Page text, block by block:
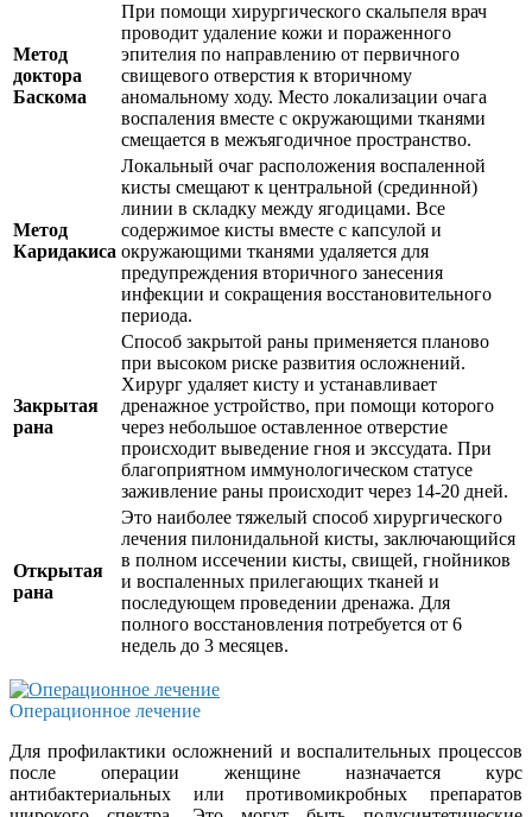
Метод
доктора
Баскома
При помощи хирургического скальпеля врач
проводит удаление кожи и пораженного
эпителия по направлению от первичного
свищевого отверстия к вторичному
аномальному ходу. Место локализации очага
воспаления вместе с окружающими тканями
смещается в межъягодичное пространство.
Метод
Каридакиса
Локальный очаг расположения воспаленной
кисты смещают к центральной (срединной)
линии в складку между ягодицами. Все
содержимое кисты вместе с капсулой и
окружающими тканями удаляется для
предупреждения вторичного занесения
инфекции и сокращения восстановительного
периода.
Закрытая
рана
Способ закрытой раны применяется планово
при высоком риске развития осложнений.
Хирург удаляет кисту и устанавливает
дренажное устройство, при помощи которого
через небольшое оставленное отверстие
происходит выведение гноя и экссудата. При
благоприятном иммунологическом статусе
заживление раны происходит через 14-20 дней.
Открытая
рана
Это наиболее тяжелый способ хирургического
лечения пилонидальной кисты, заключающийся
в полном иссечении кисты, свищей, гнойников
и воспаленных прилегающих тканей и
последующем проведении дренажа. Для
полного восстановления потребуется от 6
недель до 3 месяцев.
Операционное лечение
Для профилактики осложнений и воспалительных процессов
после операции женщине назначается курс
антибактериальных или противомикробных препаратов